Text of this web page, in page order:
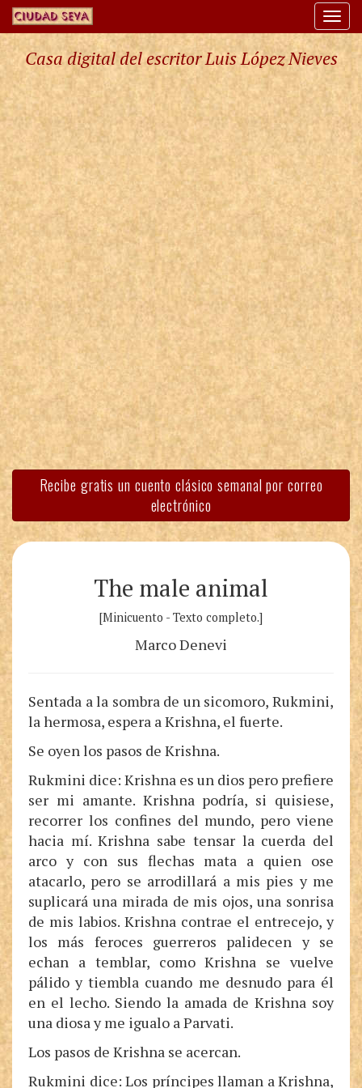
Casa digital del escritor Luis López Nieves
Recibe gratis un cuento clásico semanal por correo
electrónico
The male animal
[Minicuento - Texto completo.]
Marco Denevi
Sentada a la sombra de un sicomoro, Rukmini,
la hermosa, espera a Krishna, el fuerte.
Se oyen los pasos de Krishna.
Rukmini dice: Krishna es un dios pero prefiere
ser mi amante. Krishna podría, si quisiese,
recorrer los confines del mundo, pero viene
hacia mí. Krishna sabe tensar la cuerda del
arco y con sus flechas mata a quien ose
atacarlo, pero se arrodillará a mis pies y me
suplicará una mirada de mis ojos, una sonrisa
de mis labios. Krishna contrae el entrecejo, y
los más feroces guerreros palidecen y se
echan a temblar, como Krishna se vuelve
pálido y tiembla cuando me desnudo para él
en el lecho. Siendo la amada de Krishna soy
una diosa y me igualo a Parvati.
Los pasos de Krishna se acercan.
Rukmini dice: Los príncipes llaman a Krishna,